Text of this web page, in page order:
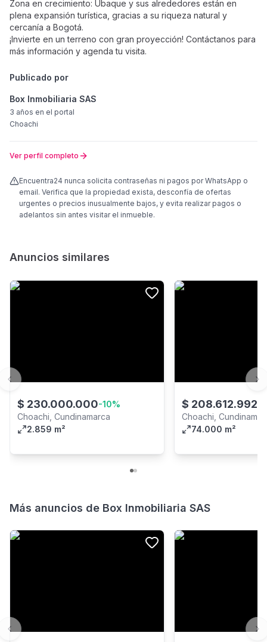
Zona en crecimiento: Ubaque y sus alrededores están en
plena expansión turística, gracias a su riqueza natural y
cercanía a Bogotá.
¡Invierte en un terreno con gran proyección! Contáctanos para
más información y agenda tu visita.
Publicado por
Box Inmobiliaria SAS
3 años en el portal
Choachi
Ver perfil completo
Encuentra24 nunca solicita contraseñas ni pagos por WhatsApp o
email. Verifica que la propiedad exista, desconfía de ofertas
urgentes o precios inusualmente bajos, y evita realizar pagos o
adelantos sin antes visitar el inmueble.
Anuncios similares
$ 230.000.000-10%
Choachi, Cundinamarca
2.859 m²
$ 208.612.992
Choachi,
74.000 m²
Previous slide
Más anuncios de Box Inmobiliaria SAS
Previous slide